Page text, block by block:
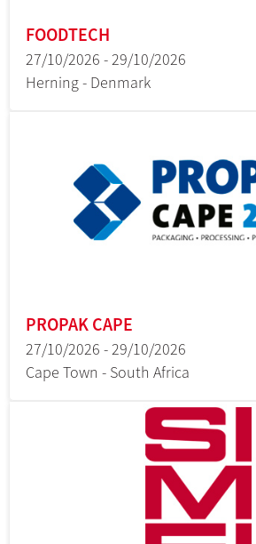
FOODTECH
27/10/2026 - 29/10/2026
Herning - Denmark
PROPAK CAPE
27/10/2026 - 29/10/2026
Cape Town - South Africa